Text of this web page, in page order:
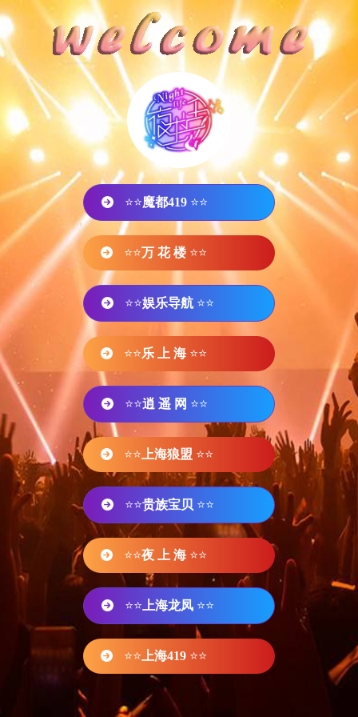
⭐⭐魔都419 ⭐⭐
⭐⭐万 花 楼 ⭐⭐
⭐⭐娱乐导航 ⭐⭐
⭐⭐乐 上 海 ⭐⭐
⭐⭐逍 遥 网 ⭐⭐
⭐⭐ 上海狼盟 ⭐⭐
⭐⭐贵族宝贝 ⭐⭐
⭐⭐夜 上 海 ⭐⭐
⭐⭐ 上海龙凤 ⭐⭐
⭐⭐ 上海419 ⭐⭐